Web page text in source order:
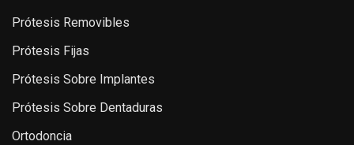
Prótesis Removibles
Prótesis Fijas
Prótesis Sobre Implantes
Prótesis Sobre Dentaduras
Ortodoncia